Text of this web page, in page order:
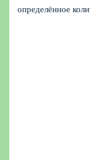
определённое